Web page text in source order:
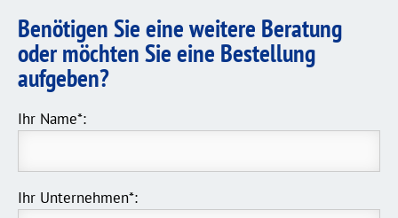
Benötigen Sie eine weitere Beratung
oder möchten Sie eine Bestellung
aufgeben?
Ihr Name*:
Ihr Unternehmen*: